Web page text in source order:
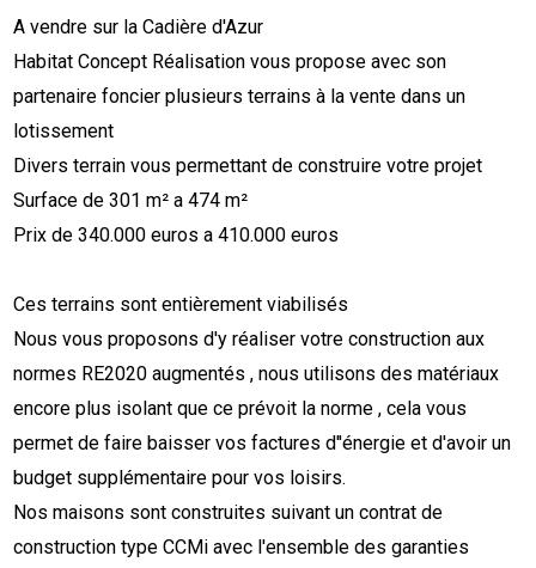
A vendre sur la Cadière d'Azur
Habitat Concept Réalisation vous propose avec son
partenaire foncier plusieurs terrains à la vente dans un
lotissement
Divers terrain vous permettant de construire votre projet
Surface de 301 m² a 474 m²
Prix de 340.000 euros a 410.000 euros
Ces terrains sont entièrement viabilisés
Nous vous proposons d'y réaliser votre construction aux
normes RE2020 augmentés , nous utilisons des matériaux
encore plus isolant que ce prévoit la norme , cela vous
permet de faire baisser vos factures d''énergie et d'avoir un
budget supplémentaire pour vos loisirs.
Nos maisons sont construites suivant un contrat de
construction type CCMi avec l'ensemble des garanties